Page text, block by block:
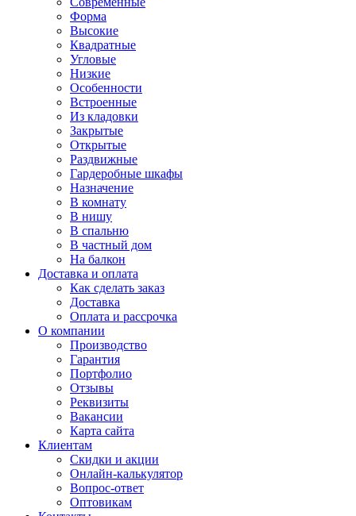
Форма
Высокие
Квадратные
Угловые
Низкие
Особенности
Встроенные
Из кладовки
Закрытые
Открытые
Раздвижные
Гардеробные шкафы
Назначение
В комнату
В нишу
В спальню
В частный дом
На балкон
Доставка и оплата
Как сделать заказ
Доставка
Оплата и рассрочка
О компании
Производство
Гарантия
Портфолио
Отзывы
Реквизиты
Вакансии
Карта сайта
Клиентам
Скидки и акции
Онлайн-калькулятор
Вопрос-ответ
Оптовикам